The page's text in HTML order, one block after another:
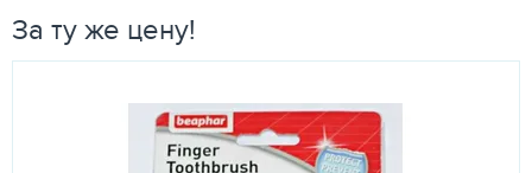
За ту же цену!